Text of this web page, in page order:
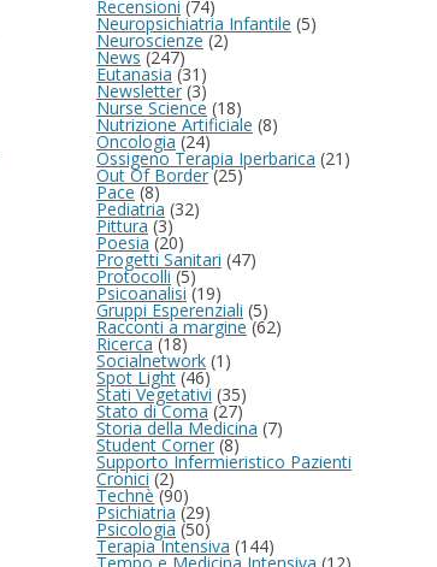
Recensioni(74)
Neuropsichiatria Infantile (5)
Neuroscienze(2)
News(247)
Eutanasia (31)
Newsletter (3)
Nurse Science (18)
Nutrizione Artificiale (8)
Oncologia(24)
Ossigeno Terapia Iperbarica (21)
Out Of Border(25)
Pace(8)
Pediatria (32)
Pittura(3)
Poesia (20)
Progetti Sanitari (47)
Protocolli(5)
Psicoanalisi (19)
Gruppi Esperenziali (5)
Racconti a margine (62)
Ricerca(18)
Socialnetwork (1)
Spot Light(46)
Stati Vegetativi (35)
Stato di Coma(27)
Storia della Medicina (7)
Student Corner(8)
Supporto Infermieristico Pazienti
Cronici(2)
Technè(90)
Psichiatria (29)
Psicologia (50)
Terapia Intensiva (144)